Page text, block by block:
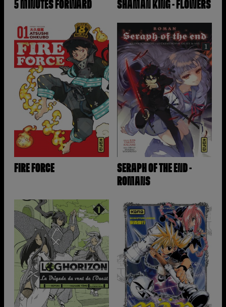
5 MINUTES FORWARD SHAMAN KING - FLOWERS
FIRE FORCE
SERAPH OF THE END -
ROMANS